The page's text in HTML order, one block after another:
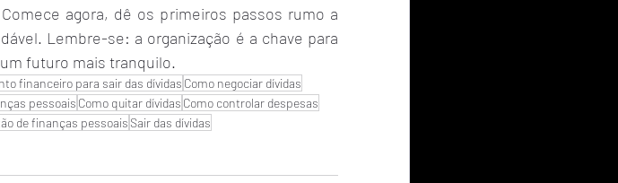
agora, dê os primeiros passos rumo a
Lembre-se: a organização é a chave para
futuro mais tranquilo.
financeiro para sair das dívidas Como negociar dívidas
pessoais Como quitar dívidas Como controlar despesas
de finanças pessoais Sair das dívidas